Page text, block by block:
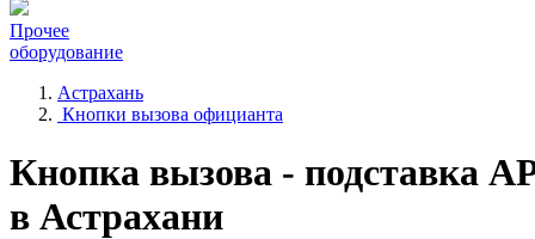
Прочее
оборудование
Астрахань
Кнопки вызова официанта
Кнопка вызова - подставка
в Астрахани